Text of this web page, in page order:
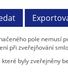
pole nemusí
při zveřejňování
byly zveřejněny